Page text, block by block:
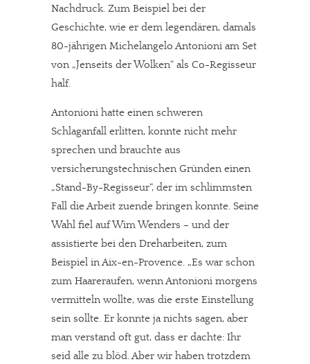
Nachdruck. Zum Beispiel bei der
Geschichte, wie er dem legendären, damals
80-jährigen Michelangelo Antonioni am Set
von „Jenseits der Wolken“ als Co-Regisseur
half.
Antonioni hatte einen schweren
Schlaganfall erlitten, konnte nicht mehr
sprechen und brauchte aus
versicherungstechnischen Gründen einen
„Stand-By-Regisseur“, der im schlimmsten
Fall die Arbeit zuende bringen konnte. Seine
Wahl fiel auf Wim Wenders – und der
assistierte bei den Dreharbeiten, zum
Beispiel in Aix-en-Provence. „Es war schon
zum Haareraufen, wenn Antonioni morgens
vermitteln wollte, was die erste Einstellung
sein sollte. Er konnte ja nichts sagen, aber
man verstand oft gut, dass er dachte: Ihr
seid alle zu blöd. Aber wir haben trotzdem